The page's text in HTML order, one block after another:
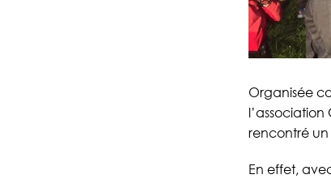
Organisée
rencontré un
En effet,